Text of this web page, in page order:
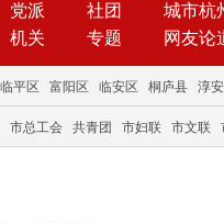
党派 社团
城市杭
机关
专题 网友论
临平区 富阳区 临安区 桐庐县 淳
市总工会 共青团 市妇联 市文联